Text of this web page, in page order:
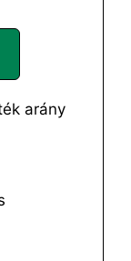
arány